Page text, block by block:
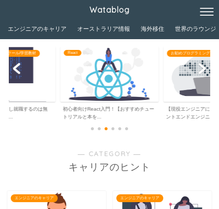
Watablog
エンジニアのキャリア オーストラリア情報 海外移住 世界のラウンジ
スクール/学習教材
学し就職するのは無
React
初心者向けReact入門！【おすすめチュー
トリアルと本を...
お勧めプログラミングスク
【現役エンジニアによ
ントエンドエンジニ...
― CATEGORY ―
キャリアのヒント
エンジニアのキャリア エンジニアのキャリア